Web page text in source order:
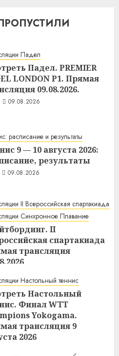
Падел
Падел. PREMIER
LONDON P1. Прямая
09.08.2026.
09.08.2026
расписание и результаты
9 — 10 августа 2026:
результаты
09.08.2026
II Всероссийская спартакиада
Синхронное Плавание
II
спартакиада
трансляция
Настольный теннис
Настольный
Финал WTТ
Yokogama.
трансляция 9
2026